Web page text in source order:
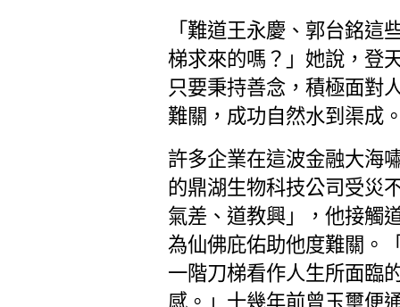
「難道王永慶、郭台銘這
梯求來的嗎？」她說，登
只要秉持善念，積極面對
難關，成功自然水到渠成
許多企業在這波金融大海
的鼎湖生物科技公司受災
氣差、道教興」，他接觸
為仙佛庇佑助他度難關。
一階刀梯看作人生所面臨
感。」十幾年前曾玉璽便